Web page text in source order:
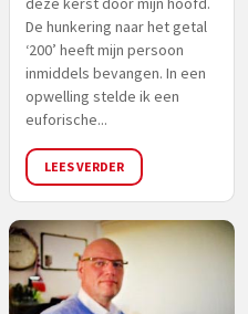
De hunkering naar het getal
‘200’ heeft mijn persoon
inmiddels bevangen. In een
opwelling stelde ik een
euforische...
LEES VERDER